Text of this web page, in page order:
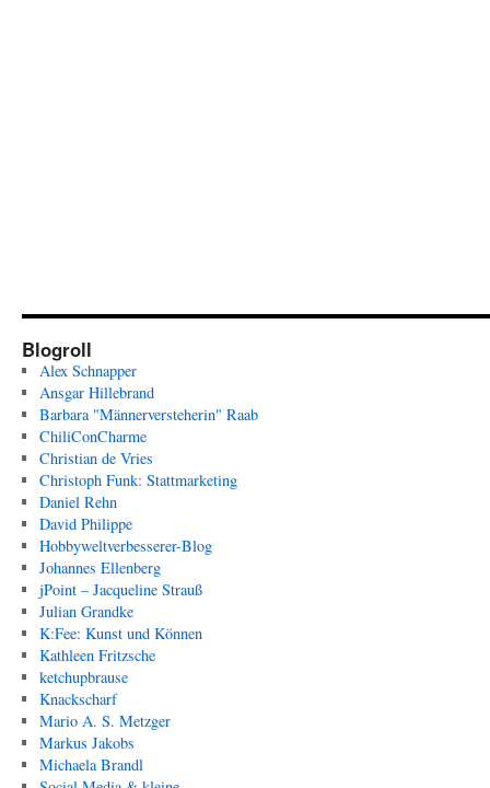
Blogroll
Alex Schnapper
Ansgar Hillebrand
Barbara "Männerversteherin" Raab
ChiliConCharme
Christian de Vries
Christoph Funk: Stattmarketing
Daniel Rehn
David Philippe
Hobbyweltverbesserer-Blog
Johannes Ellenberg
jPoint – Jacqueline Strauß
Julian Grandke
K:Fee: Kunst und Können
Kathleen Fritzsche
ketchupbrause
Knackscharf
Mario A. S. Metzger
Markus Jakobs
Michaela Brandl